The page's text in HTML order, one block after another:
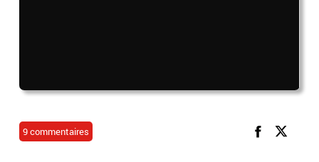
9 commentaires